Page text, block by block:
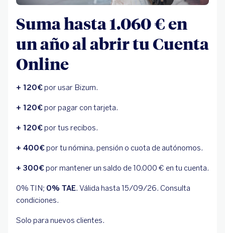
Suma hasta 1.060 € en
un año al abrir tu Cuenta
Online
+ 120€por usar Bizum.
+ 120€por pagar con tarjeta.
+ 120€por tus recibos.
+ 400€por tu nómina, pensión o cuota de autónomos.
+ 300€por mantener un saldo de 10.000 € en tu cuenta.
0% TIN; 0% TAE. Válida hasta 15/09/26. Consulta
condiciones.
Solo para nuevos clientes.